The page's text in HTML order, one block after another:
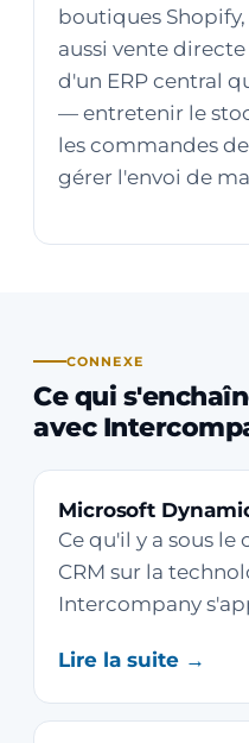
boutiques
aussi vente
d'un ERP central
— entretenir le
les commandes
gérer l'envoi de
CONNEXE
Ce qui
avec
Microsoft
Ce qu'il y a sous
CRM sur la
Intercompany
Lire la suite →